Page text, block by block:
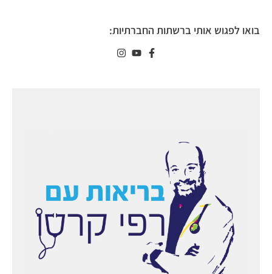
בואו לפגוש אותי ברשתות החברתיות: